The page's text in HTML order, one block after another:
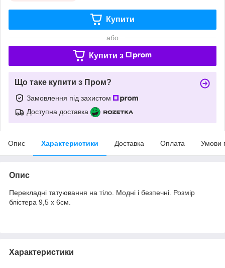
Купити
або
Купити з
Що таке купити з Пром?
Замовлення під захистом
Доступна доставка
Опис Характеристики Доставка Оплата Умови
Опис
Перекладні татуювання на тіло. Модні і безпечні. Розмір
блістера 9,5 х 6см.
Характеристики